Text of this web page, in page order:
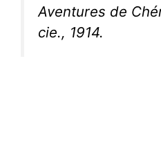
Aventures de
cie., 1914.